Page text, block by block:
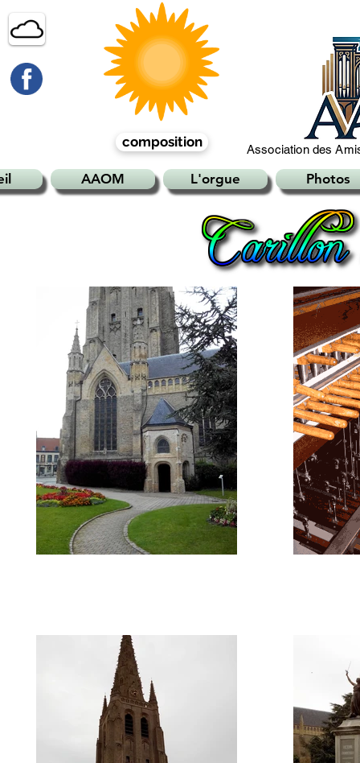
composition Association des
AAOM L'orgue Photos